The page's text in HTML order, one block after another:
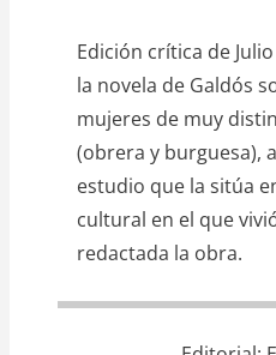
Edición crítica de
la novela de Galdós
mujeres de muy
(obrera y burguesa),
estudio que la sitúa
cultural en el que
redactada la obra.